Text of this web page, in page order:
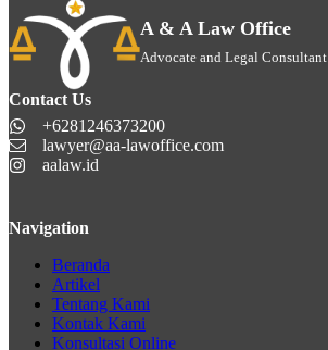
A & A Law Office
Advocate and Legal Consultant
Contact Us
+6281246373200
lawyer@aa-lawoffice.com
aalaw.id
Navigation
Beranda
Artikel
Tentang Kami
Kontak Kami
Konsultasi Online